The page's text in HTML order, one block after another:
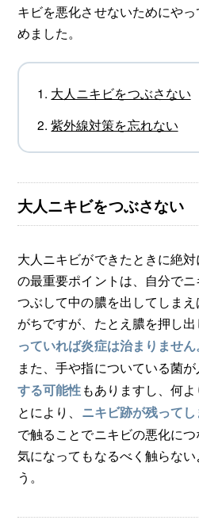
キビを悪化させないためにや
めました。
大人ニキビをつぶさない
紫外線対策を忘れない
大人ニキビをつぶさない
大人ニキビができたときに絶
の最重要ポイントは、自分でニ
つぶして中の膿を出してしま
がちですが、たとえ膿を押し出
っていれば炎症は治まりません
また、手や指についている菌
する可能性もありますし、何
とにより、 ニキビ跡が残ってし
で触ることでニキビの悪化につ
気になってもなるべく触らな
う。